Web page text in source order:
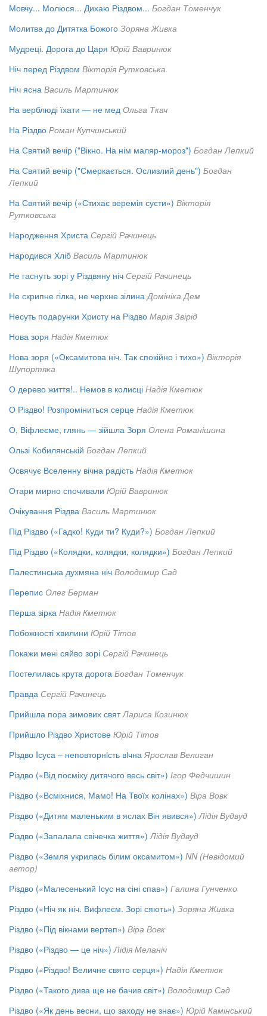
Мовчу... Молюся... Дихаю Різдвом... Богдан Томенчук
Молитва до Дитятка Божого Зоряна Живка
Мудреці. Дорога до Царя Юрій Вавринюк
Ніч перед Різдвом Вікторія Рутковська
Ніч ясна Василь Мартинюк
На верблюді їхати — не мед Ольга Ткач
На Різдво Роман Купчинський
На Святий вечір ("Вікно. На нім маляр-мороз") Богдан Лепкий
На Святий вечір ("Смеркається. Ослизлий день") Богдан
Лепкий
На Святий вечір («Стихає веремія суєти») Вікторія
Рутковська
Народження Христа Сергій Рачинець
Народився Хліб Василь Мартинюк
Не гаснуть зорі у Різдвяну ніч Сергій Рачинець
Не скрипне гілка, не черхне зілина Домініка Дем
Несуть подарунки Христу на Різдво Марія Звірід
Нова зоря Надія Кметюк
Нова зоря («Оксамитова ніч. Так спокійно і тихо») Вікторія
Шупортяка
О дерево життя!.. Немов в колисці Надія Кметюк
О Різдво! Розпроміниться серце Надія Кметюк
О, Віфлеєме, глянь — зійшла Зоря Олена Романішина
Ользі Кобилянській Богдан Лепкий
Освячує Вселенну вічна радість Надія Кметюк
Отари мирно спочивали Юрій Вавринюк
Очікування Різдва Василь Мартинюк
Під Різдво («Гадко! Куди ти? Куди?») Богдан Лепкий
Під Різдво («Колядки, колядки, колядки») Богдан Лепкий
Палестинська духмяна ніч Володимир Сад
Перепис Олег Берман
Перша зірка Надія Кметюк
Побожності хвилини Юрій Тітов
Покажи мені сяйво зорі Сергій Рачинець
Постелилась крута дорога Богдан Томенчук
Правда Сергій Рачинець
Прийшла пора зимових свят Лариса Козинюк
Прийшло Різдво Христове Юрій Тітов
Рiздво Iсуса – неповторнiсть вiчна Ярослав Велиган
Різдво («Від посміху дитячого весь світ») Ігор Федчишин
Різдво («Всміхнися, Мамо! На Твоїх колінах») Віра Вовк
Різдво («Дитям маленьким в яслах Він явився») Лідія Вудвуд
Різдво («Запалала свічечка життя») Лідія Вудвуд
Різдво («Земля укрилась білим оксамитом») NN (Невідомий
автор)
Різдво («Малесенький Ісус на сіні спав») Галина Гунченко
Різдво («Ніч як ніч. Вифлеєм. Зорі сяють») Зоряна Живка
Різдво («Під вікнами вертеп») Віра Вовк
Різдво («Різдво — це ніч») Лідія Меланіч
Різдво («Різдво! Величне свято серця») Надія Кметюк
Різдво («Такого дива ще не бачив світ») Володимир Сад
Різдво («Як день весни, що заходу не знає») Юрій Камінський